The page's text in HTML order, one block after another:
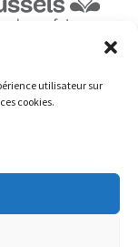
utilisateur sur
cookies.
d’accessibilité